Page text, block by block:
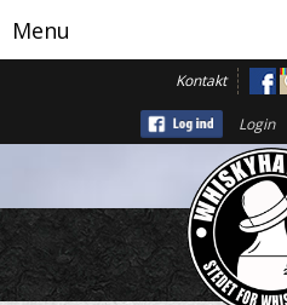
Kontakt
Login
Menu